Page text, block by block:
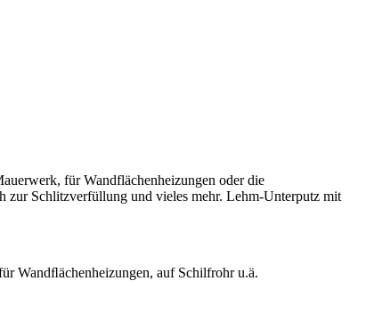
für Wandflächenheizungen oder die
zur Schlitzverfüllung und vieles mehr. Lehm-Unterputz mit
Wandﬂächenheizungen, auf Schilfrohr u.ä.